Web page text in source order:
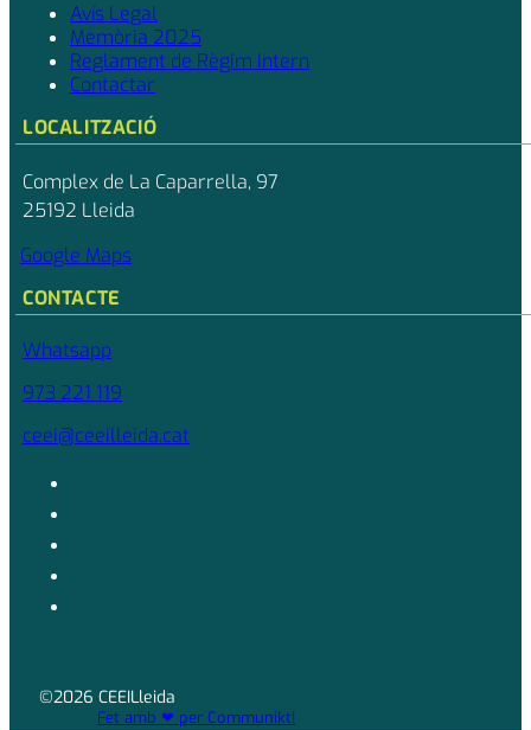
Avís Legal
Memòria 2025
Reglament de Règim Intern
Contactar
LOCALITZACIÓ
Complex de La Caparrella, 97
25192 Lleida
Google Maps
CONTACTE
Whatsapp
973 221 119
ceei@ceeilleida.cat
©2026 CEEILleida
Fet amb ❤ per Communikt!